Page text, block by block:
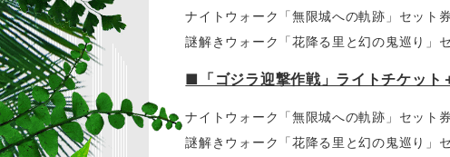
ナイトウォーク「無限城への軌跡」セット
謎解きウォーク「花降る里と幻の鬼巡り」
■「ゴジラ迎撃作戦」ライトチケット
ナイトウォーク「無限城への軌跡」セット
謎解きウォーク「花降る里と幻の鬼巡り」